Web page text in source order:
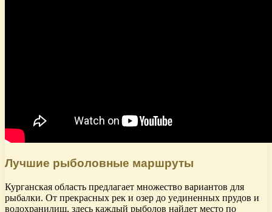
Лучшие рыболовные маршруты
Курганская область предлагает множество вариантов для
рыбалки. От прекрасных рек и озер до уединенных прудов и
водохранилищ, здесь каждый рыболов найдет место по